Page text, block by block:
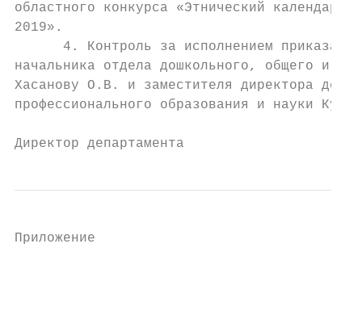
областного конкурса «Этнический календарь
2019».
4. Контроль за исполнением приказа
начальника отдела дошкольного, общего и
Хасанову О.В. и заместителя директора
профессионального образования и науки
Директор департамента
Приложение